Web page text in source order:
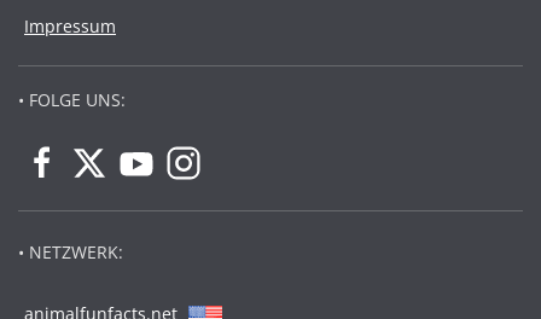
Impressum
• FOLGE UNS:
• NETZWERK:
animalfunfacts.net